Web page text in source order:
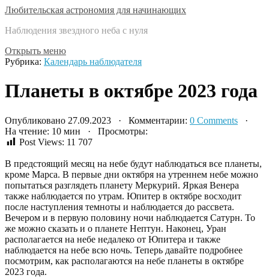
Любительская астрономия для начинающих
Наблюдения звездного неба с нуля
Открыть меню
Рубрика: Календарь наблюдателя
Планеты в октябре 2023 года
Опубликовано 27.09.2023 · Комментарии: 0 Comments ·
На чтение: 10 мин · Просмотры:
Post Views: 11 707
В предстоящий месяц на небе будут наблюдаться все планеты,
кроме Марса. В первые дни октября на утреннем небе можно
попытаться разглядеть планету Меркурий. Яркая Венера
также наблюдается по утрам. Юпитер в октябре восходит
после наступления темноты и наблюдается до рассвета.
Вечером и в первую половину ночи наблюдается Сатурн. То
же можно сказать и о планете Нептун. Наконец, Уран
располагается на небе недалеко от Юпитера и также
наблюдается на небе всю ночь. Теперь давайте подробнее
посмотрим, как располагаются на небе планеты в октябре
2023 года.